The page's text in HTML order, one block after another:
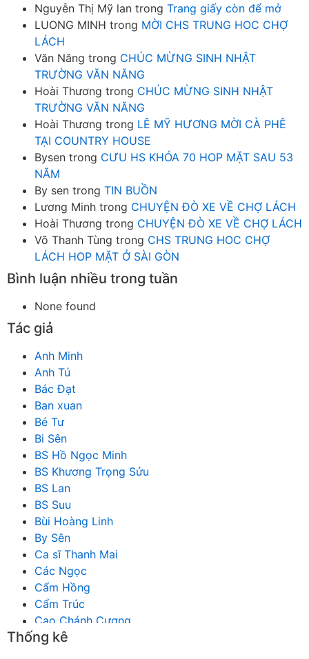
Nguyễn Thị Mỹ lan trong Trang giấy còn để mở
LUONG MINH trong MỜI CHS TRUNG HOC CHỢ
LÁCH
Văn Năng trong CHÚC MỪNG SINH NHẬT
TRƯỜNG VĂN NĂNG
Hoài Thương trong CHÚC MỪNG SINH NHẬT
TRƯỜNG VĂN NĂNG
Hoài Thương trong LÊ MỸ HƯƠNG MỜI CÀ PHÊ
TẠI COUNTRY HOUSE
Bysen trong CƯU HS KHÓA 70 HOP MẶT SAU 53
NĂM
By sen trong TIN BUỒN
Lương Minh trong CHUYỆN ĐÒ XE VỀ CHỢ LÁCH
Hoài Thương trong CHUYỆN ĐÒ XE VỀ CHỢ LÁCH
Võ Thanh Tùng trong CHS TRUNG HOC CHỢ
LÁCH HOP MẶT Ở SÀI GÒN
Bình luận nhiều trong tuần
None found
Tác giả
Anh Minh
Anh Tú
Bác Đạt
Ban xuan
Bé Tư
Bi Sên
BS Hồ Ngọc Minh
BS Khương Trọng Sửu
BS Lan
BS Suu
Bùi Hoàng Linh
By Sên
Ca sĩ Thanh Mai
Các Ngọc
Cẩm Hồng
Cẩm Trúc
Cao Chánh Cương
Cao Nhật Quyên
Thống kê